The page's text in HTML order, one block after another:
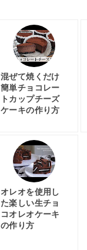
混ぜて焼くだけ
簡単チョコレー
トカップチーズ
ケーキの作り方
オレオを使用し
た楽しい生チョ
コオレオケーキ
の作り方